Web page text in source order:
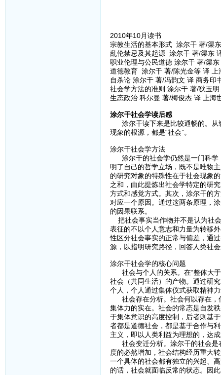
2010年10月读书
宗教生活的基本形式 涂尔干 著/渠
乱伦禁忌及其起源 涂尔干 著/渠东
职业伦理与公民道德 涂尔干 著/渠
道德教育 涂尔干 著/陈光金等 译 上
自杀论 涂尔干 著/冯韵文 译 商务印
社会学方法的准则 涂尔干 著/狄玉
生态政治 科尔曼 著/梅俊杰 译 上海
涂尔干社会学读后感
涂尔干读下来是比较通畅的。从
现象的根源，都是“社会”。
涂尔干社会学方法
涂尔干的社会学仍然是一门科学
明了自己的哲学立场，既不是唯物
的研究对象的特殊性在于社会现象
之和，由此提炼出社会学特定的研
方式和感觉方式。其次，涂尔干的
对应一个原因。通过这两条原理，
的因果联系。
把社会事实当作物并不是认为社
表征的不以个人意志和力量为转移
性区分社会事实的正常与偏差，通
源，以指明研究路径，回答人类社
涂尔干社会学的核心问题
社会与个人的关系。在“整体大于
社会（共同生活）的产物。通过研
个人，个人通过集体仪式获取精神
社会存在分析。社会何以存在，
集体力的实在。社会的常态是自发
于集体意识的高度控制，后者则基
者都是道德社会，都是基于合作与
主义，即以人类利益为理想的，达
社会变迁分析。涂尔干的社会是
度的必然增加，社会结构经历重大
一个具体的社会都有独立的兴起、
的话，社会就面临反常的状态。因